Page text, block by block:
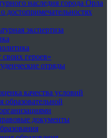
наследия города Орла
достопримечательностях
экспертиза
героев»
отряды
качества условий
образовательной
документы